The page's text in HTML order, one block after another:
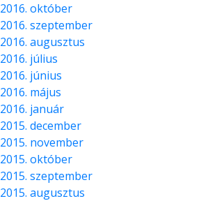
2016. október
2016. szeptember
2016. augusztus
2016. július
2016. június
2016. május
2016. január
2015. december
2015. november
2015. október
2015. szeptember
2015. augusztus